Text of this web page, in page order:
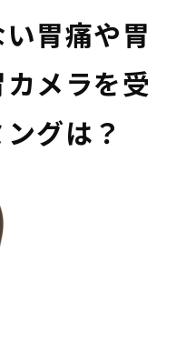
胃痛や胃
メラを受
グは？